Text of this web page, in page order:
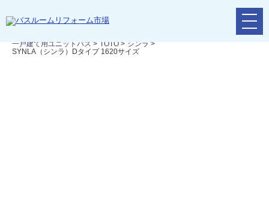
メ
ニ
一戸建て用ユニットバス > TOTO > シンラ >
SYNLA（シンラ）Dタイプ 1620サイズ